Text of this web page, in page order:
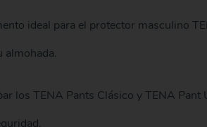
ideal para el protector masculino
almohada.
los TENA Pants Clásico y TENA